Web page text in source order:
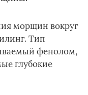
морщин вокруг
Тип
фенолом,
глубокие